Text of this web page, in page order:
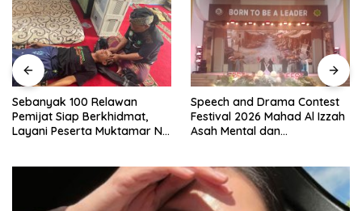
Sebanyak 100 Relawan
Pemijat Siap Berkhidmat,
Layani Peserta Muktamar NU
Speech and Drama Contest
Festival 2026 Mahad Al Izzah
Asah Mental dan